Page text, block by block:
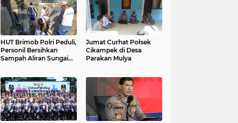
HUT Brimob Polri Peduli,
Personil Bersihkan
Sampah Aliran Sungai
Jumat Curhat Połsek
Cikampek di Desa
Parakan Mulya